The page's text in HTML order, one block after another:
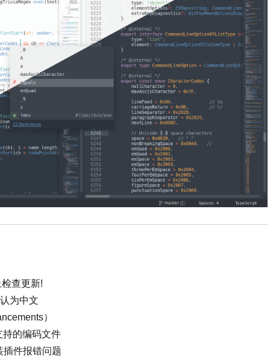
查更新!
为中文
）
持的编码文件
插件报错问题